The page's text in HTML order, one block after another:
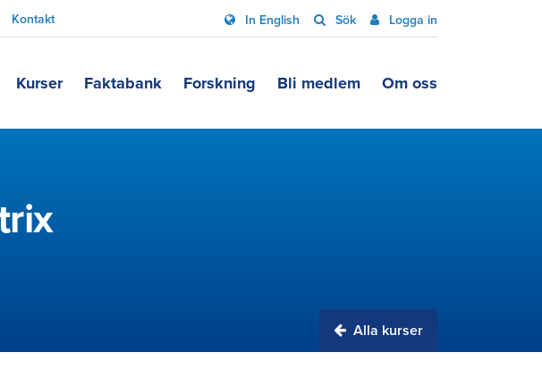
Kontakt In English Sök Logga in
Kurser Faktabank Forskning Bli medlem Om oss
Alla kurser